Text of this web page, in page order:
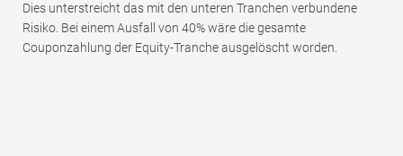
Dies unterstreicht das mit den unteren Tranchen verbundene
Risiko. Bei einem Ausfall von 40% wäre die gesamte
Couponzahlung der Equity-Tranche ausgelöscht worden.